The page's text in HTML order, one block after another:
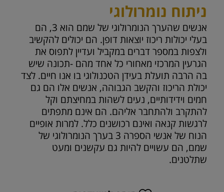
ניתוח נומרולוגי
אנשים שהערך הנומרולוגי של שמם הוא 3, הם
בעלי יכולות ריכוז יוצאות דופן. הם יכולים להקשיב
ולצפות במספר דברים במקביל ועדיין לתפוס את
הגרעין המרכזי מאחורי כל אחד מהם -תכונה שיש
בה הרבה תועלת בעידן הטכנולוגי בו אנו חיים. לצד
יכולת הריכוז והקשב הגבוהה, אנשים אלו הם גם
חמים וידידותיים, נעים לשהות במחיצתם וקל
להתקרב ולהתחבר אליהם. הם אינם מתפתים
לרגשות קנאה ואינם רכושנים כלל. למרות אופיים
הנוח של אנשי הספרה 3 בערך הנומרולוגי של
שמם, הם עשויים להיות גם עקשנים ומעט
שתלטנים.